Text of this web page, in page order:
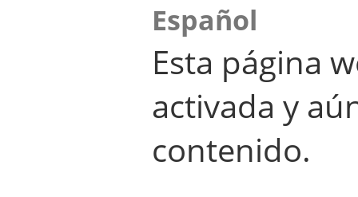
Español
Esta página
activada y
contenido.